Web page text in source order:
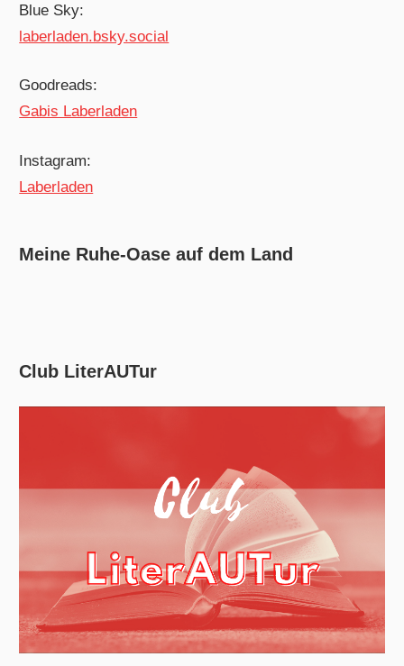
Blue Sky:
laberladen.bsky.social
Goodreads:
Gabis Laberladen
Instagram:
Laberladen
Meine Ruhe-Oase auf dem Land
Club LiterAUTur